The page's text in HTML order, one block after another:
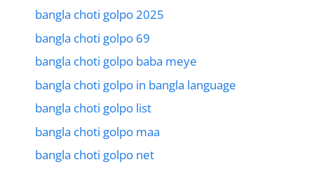
bangla choti golpo 2025
bangla choti golpo 69
bangla choti golpo baba meye
bangla choti golpo in bangla language
bangla choti golpo list
bangla choti golpo maa
bangla choti golpo net